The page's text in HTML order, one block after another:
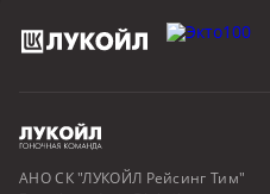
АНО СК "ЛУКОЙЛ Рейсинг Тим"